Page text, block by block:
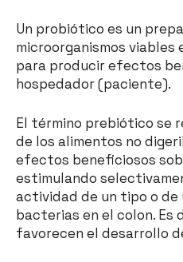
Un probiótico es un
microorganismos
para producir efectos
hospedador (paciente).
El término prebiótico se
de los alimentos no
efectos beneficiosos
estimulando
actividad de un tipo o de
bacterias en el colon. Es
favorecen el desarrollo